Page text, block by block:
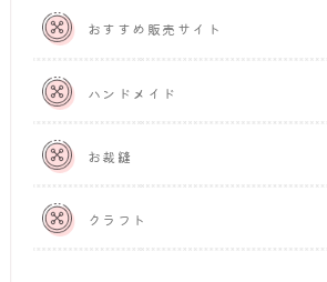
おすすめ販売サイト
ハンドメイド
お裁縫
クラフト